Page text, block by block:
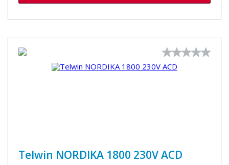
Telwin NORDIKA 1800 230V ACD